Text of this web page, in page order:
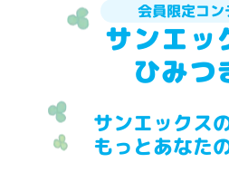
会員限定コン
サンエッ
ひみつ
サンエックス
もっとあなた